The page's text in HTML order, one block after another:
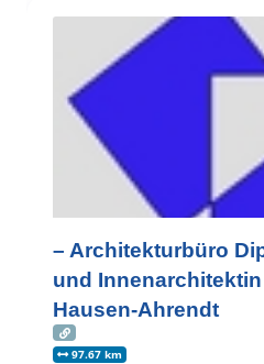
– Architekturbüro
und
Hausen-Ahrendt
97.67 km